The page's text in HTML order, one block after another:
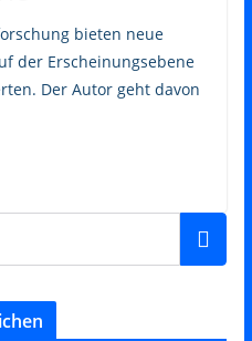
bieten neue
der Erscheinungsebene
Der Autor geht davon